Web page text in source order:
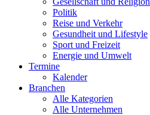
Politik
Reise und Verkehr
Gesundheit und Lifestyle
Sport und Freizeit
Energie und Umwelt
Termine
Kalender
Branchen
Alle Kategorien
Alle Unternehmen